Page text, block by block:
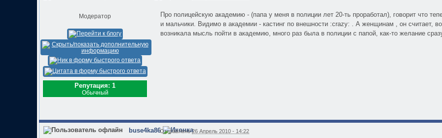
Модератор
Репутация: 1
Обычный
Про полицейскую академию - (папа у меня в полиции лет 20-ть проработал), говорит что
и мальчики. Видимо в академии - кастинг по внешности :crazy: . А женщинам , он считает,
возникала мысль пойти в академию, много раз была в полиции с папой, как-то желание
buse4ka86Отправлено26 Апрель 2010 - 14:22